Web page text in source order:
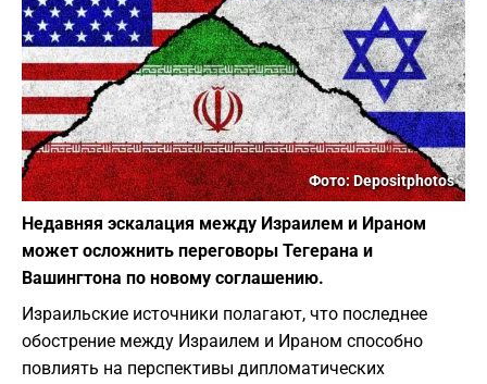
Фото: Depositphotos
Недавняя эскалация между Израилем и Ираном
может осложнить переговоры Тегерана и
Вашингтона по новому соглашению.
Израильские источники полагают, что последнее
обострение между Израилем и Ираном способно
повлиять на перспективы дипломатических